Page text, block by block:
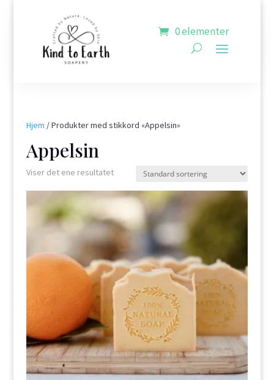
0 elementer
Hjem / Produkter med stikkord «Appelsin»
Appelsin
Viser det ene resultatet